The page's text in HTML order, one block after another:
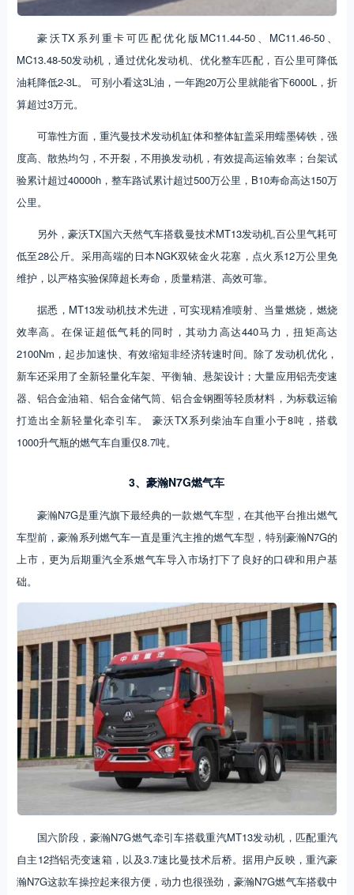
豪沃TX系列重卡可匹配优化版MC11.44-50、MC11.46-50、
MC13.48-50发动机，通过优化发动机、优化整车匹配，百公里可降低
油耗降低2-3L。 可别小看这3L油，一年跑20万公里就能省下6000L，折
算超过3万元。
可靠性方面，重汽曼技术发动机缸体和整体缸盖采用蠕墨铸铁，强
度高、散热均匀，不开裂，不用换发动机，有效提高运输效率；台架试
验累计超过40000h，整车路试累计超过500万公里，B10寿命高达150万
公里。
另外，豪沃TX国六天然气车搭载曼技术MT13发动机,百公里气耗可
低至28公斤。采用高端的日本NGK双铱金火花塞，点火系12万公里免
维护，以严格实验保障超长寿命，质量精湛、高效可靠。
据悉，MT13发动机技术先进，可实现精准喷射、当量燃烧，燃烧
效率高。在保证超低气耗的同时，其动力高达440马力，扭矩高达
2100Nm，起步加速快、有效缩短非经济转速时间。除了发动机优化，
新车还采用了全新轻量化车架、平衡轴、悬架设计；大量应用铝壳变速
器、铝合金油箱、铝合金储气筒、铝合金钢圈等轻质材料，为标载运输
打造出全新轻量化牵引车。 豪沃TX系列柴油车自重小于8吨，搭载
1000升气瓶的燃气车自重仅8.7吨。
3、豪瀚N7G燃气车
豪瀚N7G是重汽旗下最经典的一款燃气车型，在其他平台推出燃气
车型前，豪瀚系列燃气车一直是重汽主推的燃气车型，特别豪瀚N7G的
上市，更为后期重汽全系燃气车导入市场打下了良好的口碑和用户基
础。
国六阶段，豪瀚N7G燃气牵引车搭载重汽MT13发动机，匹配重汽
自主12挡铝壳变速箱，以及3.7速比曼技术后桥。据用户反映，重汽豪
瀚N7G这款车操控起来很方便，动力也很强劲，豪瀚N7G燃气车搭载中